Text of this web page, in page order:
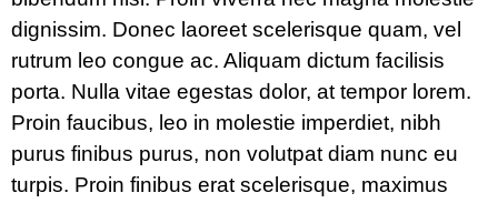
dignissim. Donec laoreet scelerisque quam, vel
rutrum leo congue ac. Aliquam dictum facilisis
porta. Nulla vitae egestas dolor, at tempor lorem.
Proin faucibus, leo in molestie imperdiet, nibh
purus finibus purus, non volutpat diam nunc eu
turpis. Proin finibus erat scelerisque, maximus